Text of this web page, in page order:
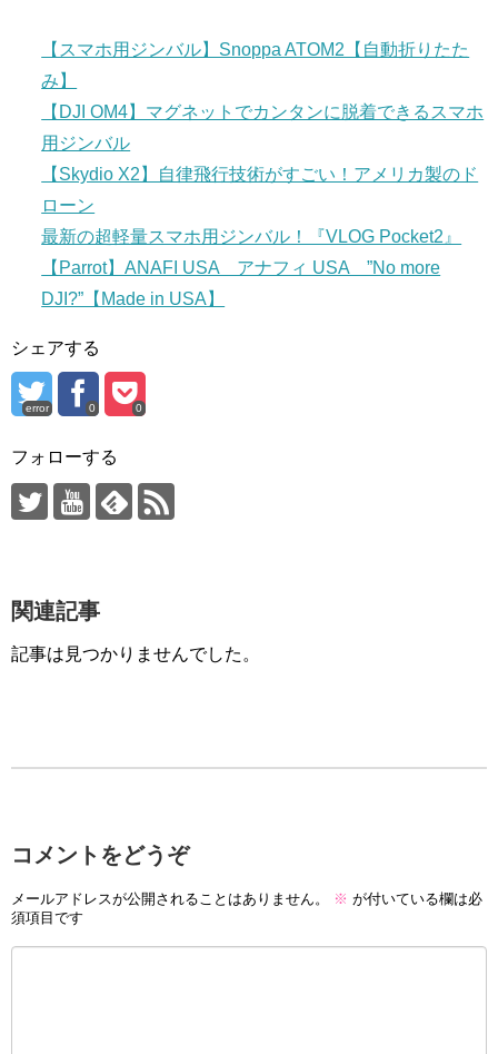
【スマホ用ジンバル】Snoppa ATOM2【自動折りたた
み】
【DJI OM4】マグネットでカンタンに脱着できるスマホ
用ジンバル
【Skydio X2】自律飛行技術がすごい！アメリカ製のド
ローン
最新の超軽量スマホ用ジンバル！『VLOG Pocket2』
【Parrot】ANAFI USA アナフィ USA ”No more
DJI?”【Made in USA】
シェアする
error 0 0
フォローする
関連記事
記事は見つかりませんでした。
コメントをどうぞ
メールアドレスが公開されることはありません。 ※ が付いている欄は必
須項目です